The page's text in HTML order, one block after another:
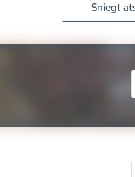
Sniegt